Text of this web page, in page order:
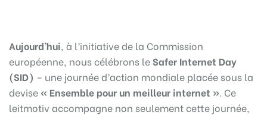
Aujourd’hui, à l’initiative de la Commission
européenne, nous célébrons leSafer Internet Day
(SID) – une journée d’action mondiale placée sous la
devise « Ensemble pour un meilleur internet ». Ce
leitmotiv accompagne non seulement cette journée,